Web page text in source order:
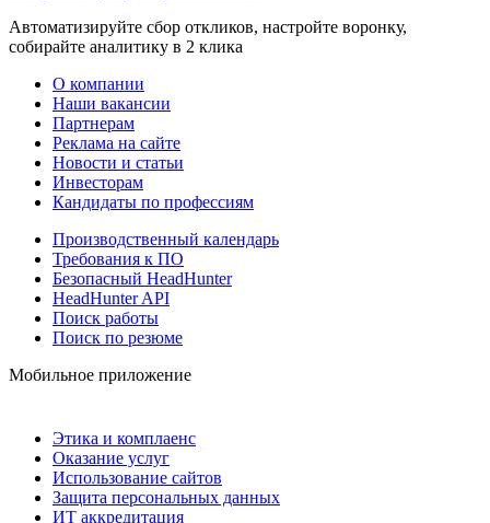
Автоматизируйте сбор откликов, настройте воронку,
собирайте аналитику в 2 клика
О компании
Наши вакансии
Партнерам
Реклама на сайте
Новости и статьи
Инвесторам
Кандидаты по профессиям
Производственный календарь
Требования к ПО
Безопасный HeadHunter
HeadHunter API
Поиск работы
Поиск по резюме
Мобильное приложение
Этика и комплаенс
Оказание услуг
Использование сайтов
Защита персональных данных
ИТ аккредитация